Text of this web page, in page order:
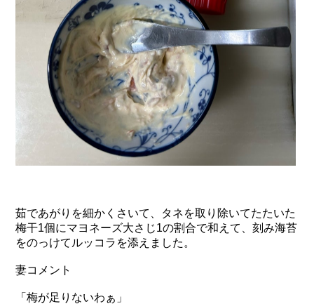
茹であがりを細かくさいて、タネを取り除いてたたいた
梅干1個にマヨネーズ大さじ1の割合で和えて、刻み海苔
をのっけてルッコラを添えました。
妻コメント
「梅が足りないわぁ」